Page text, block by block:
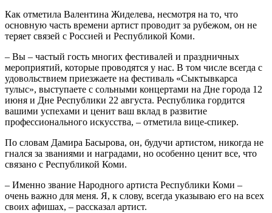
Как отметила Валентина Жиделева, несмотря на то, что
основную часть времени артист проводит за рубежом, он не
теряет связей с Россией и Республикой Коми.
– Вы – частый гость многих фестивалей и праздничных
мероприятий, которые проводятся у нас. В том числе всегда с
удовольствием приезжаете на фестиваль «Сыктывкарса
тулыс», выступаете с сольными концертами на Дне города 12
июня и Дне Республики 22 августа. Республика гордится
вашими успехами и ценит ваш вклад в развитие
профессионального искусства, – отметила вице-спикер.
По словам Дамира Басырова, он, будучи артистом, никогда не
гнался за званиями и наградами, но особенно ценит все, что
связано с Республикой Коми.
– Именно звание Народного артиста Республики Коми –
очень важно для меня. Я, к слову, всегда указываю его на всех
своих афишах, – рассказал артист.